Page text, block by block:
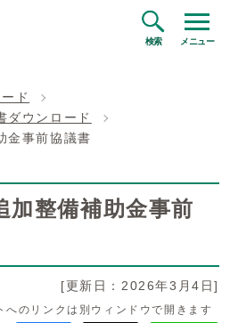
検索 メニュー
ド
ダウンロード
金事前協議書
加整備補助金事前
[更新日：2026年3月4日]
へのリンクは別ウィンドウで開きます